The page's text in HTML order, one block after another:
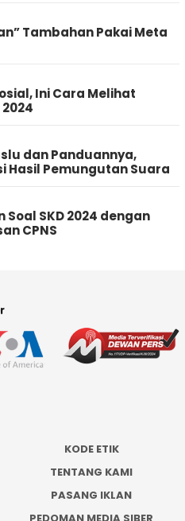
Tambahan Pakai Meta
Ini Cara Melihat
dan Panduannya,
Hasil Pemungutan Suara
SKD 2024 dengan
CPNS
KODE ETIK
TENTANG KAMI
PASANG IKLAN